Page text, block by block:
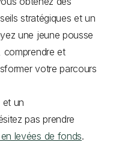
stratégiques et un
une jeune pousse
comprendre et
votre parcours
et un
pas prendre
levées de fonds.